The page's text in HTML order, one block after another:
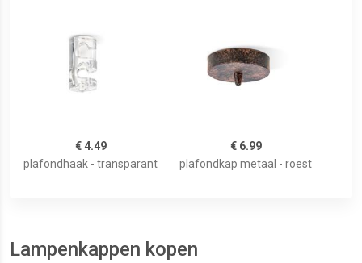
€ 4.49
plafondhaak - transparant
€ 6.99
plafondkap metaal - roest
Lampenkappen kopen